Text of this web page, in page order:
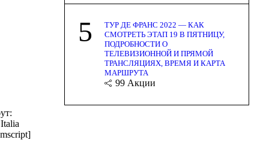
5
ТУР ДЕ ФРАНС 2022 — КАК
СМОТРЕТЬ ЭТАП 19 В ПЯТНИЦУ,
ПОДРОБНОСТИ О
ТЕЛЕВИЗИОННОЙ И ПРЯМОЙ
ТРАНСЛЯЦИЯХ, ВРЕМЯ И КАРТА
МАРШРУТА
99 Акции